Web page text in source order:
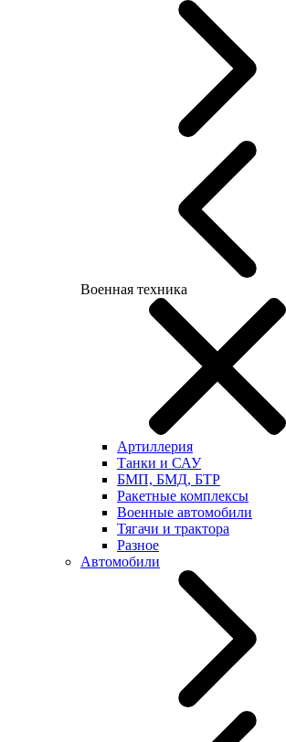
Военная техника
Артиллерия
Танки и САУ
БМП, БМД, БТР
Ракетные комплексы
Военные автомобили
Тягачи и трактора
Разное
Автомобили